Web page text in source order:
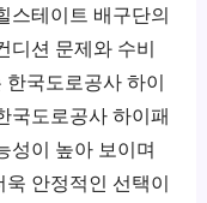
스테이트 배구단의
디션 문제와 수비
국도로공사 하이
국도로공사 하이패
성이 높아 보이며
안정적인 선택이